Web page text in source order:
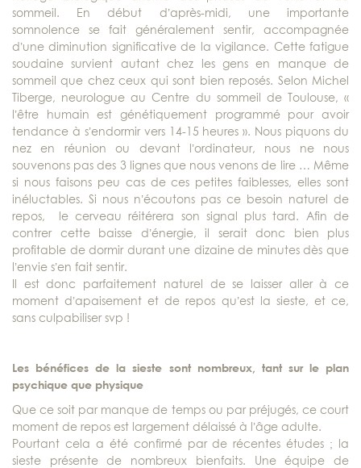
sommeil. En début d’après-midi, une importante
somnolence se fait généralement sentir, accompagnée
d’une diminution significative de la vigilance. Cette fatigue
soudaine survient autant chez les gens en manque de
sommeil que chez ceux qui sont bien reposés. Selon Michel
Tiberge, neurologue au Centre du sommeil de Toulouse, «
l’être humain est génétiquement programmé pour avoir
tendance à s’endormir vers 14-15 heures ». Nous piquons du
nez en réunion ou devant l’ordinateur, nous ne nous
souvenons pas des 3 lignes que nous venons de lire … Même
si nous faisons peu cas de ces petites faiblesses, elles sont
inéluctables. Si nous n’écoutons pas ce besoin naturel de
repos, le cerveau réitérera son signal plus tard. Afin de
contrer cette baisse d’énergie, il serait donc bien plus
profitable de dormir durant une dizaine de minutes dès que
l’envie s’en fait sentir.
Il est donc parfaitement naturel de se laisser aller à ce
moment d’apaisement et de repos qu’est la sieste, et ce,
sans culpabiliser svp !
Les bénéfices de la sieste sont nombreux, tant sur le plan
psychique que physique
Que ce soit par manque de temps ou par préjugés, ce court
moment de repos est largement délaissé à l’âge adulte.
Pourtant cela a été confirmé par de récentes études ; la
sieste présente de nombreux bienfaits. Une équipe de